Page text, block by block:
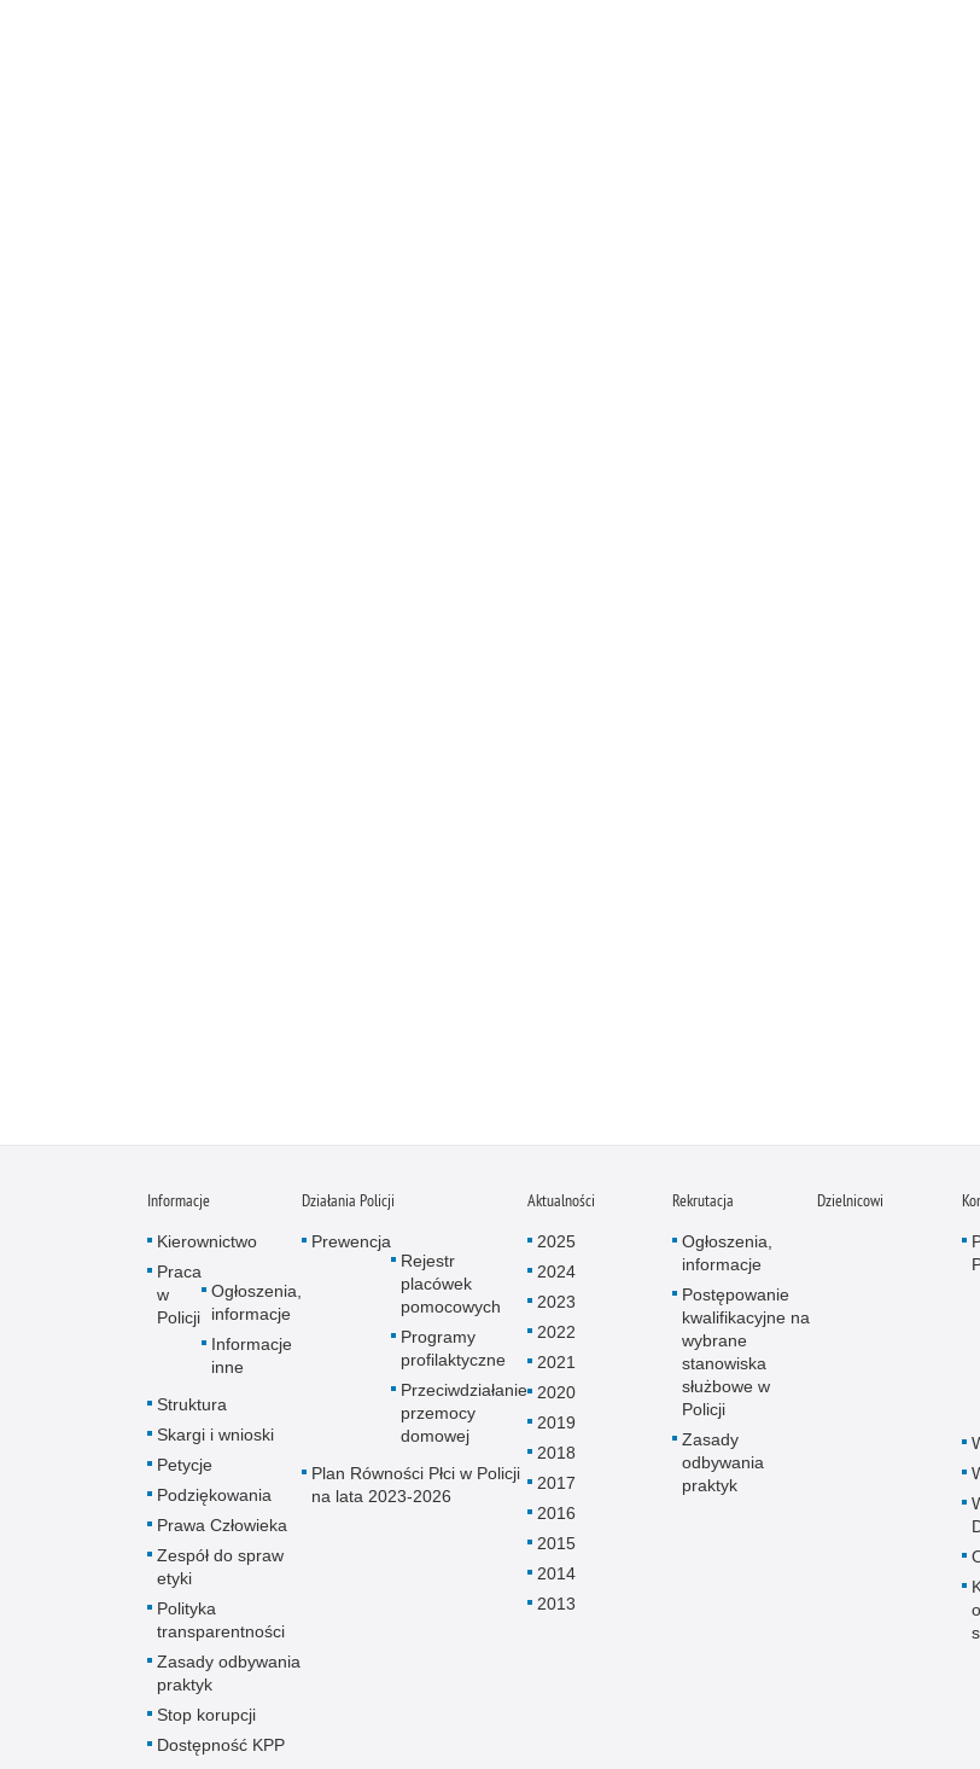
Informacje
Kierownictwo
Praca
w
Policji
Ogłoszenia,
informacje
Informacje
inne
Struktura
Skargi i wnioski
Petycje
Podziękowania
Prawa Człowieka
Zespół do spraw
etyki
Polityka
transparentności
Zasady odbywania
praktyk
Stop korupcji
Dostępność KPP
Działania Policji
Prewencja
Rejestr
placówek
pomocowych
Programy
profilaktyczne
Przeciwdziałanie
przemocy
domowej
Plan Równości Płci w Policji
na lata 2023-2026
Aktualności
2025
2024
2023
2022
2021
2020
2019
2018
2017
2016
2015
2014
2013
Rekrutacja
Ogłoszenia,
informacje
Postępowanie
kwalifikacyjne na
wybrane
stanowiska
służbowe w
Policji
Zasady
odbywania
praktyk
Dzielnicowi